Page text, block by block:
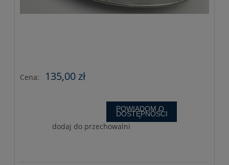
Cena: 135,00 zł
POWIADOM O
DOSTĘPNOŚCI
dodaj do przechowalni